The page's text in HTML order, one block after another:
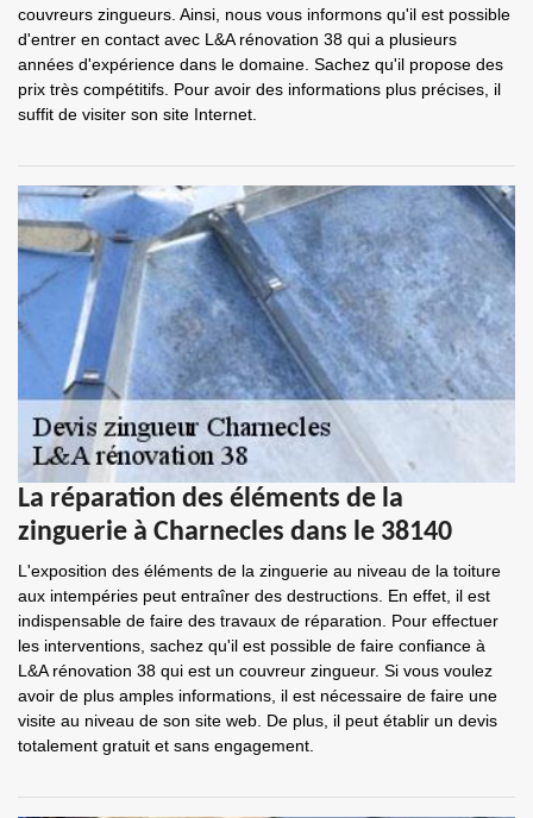
couvreurs zingueurs. Ainsi, nous vous informons qu'il est possible
d'entrer en contact avec L&A rénovation 38 qui a plusieurs
années d'expérience dans le domaine. Sachez qu'il propose des
prix très compétitifs. Pour avoir des informations plus précises, il
suffit de visiter son site Internet.
La réparation des éléments de la
zinguerie à Charnecles dans le 38140
L'exposition des éléments de la zinguerie au niveau de la toiture
aux intempéries peut entraîner des destructions. En effet, il est
indispensable de faire des travaux de réparation. Pour effectuer
les interventions, sachez qu'il est possible de faire confiance à
L&A rénovation 38 qui est un couvreur zingueur. Si vous voulez
avoir de plus amples informations, il est nécessaire de faire une
visite au niveau de son site web. De plus, il peut établir un devis
totalement gratuit et sans engagement.